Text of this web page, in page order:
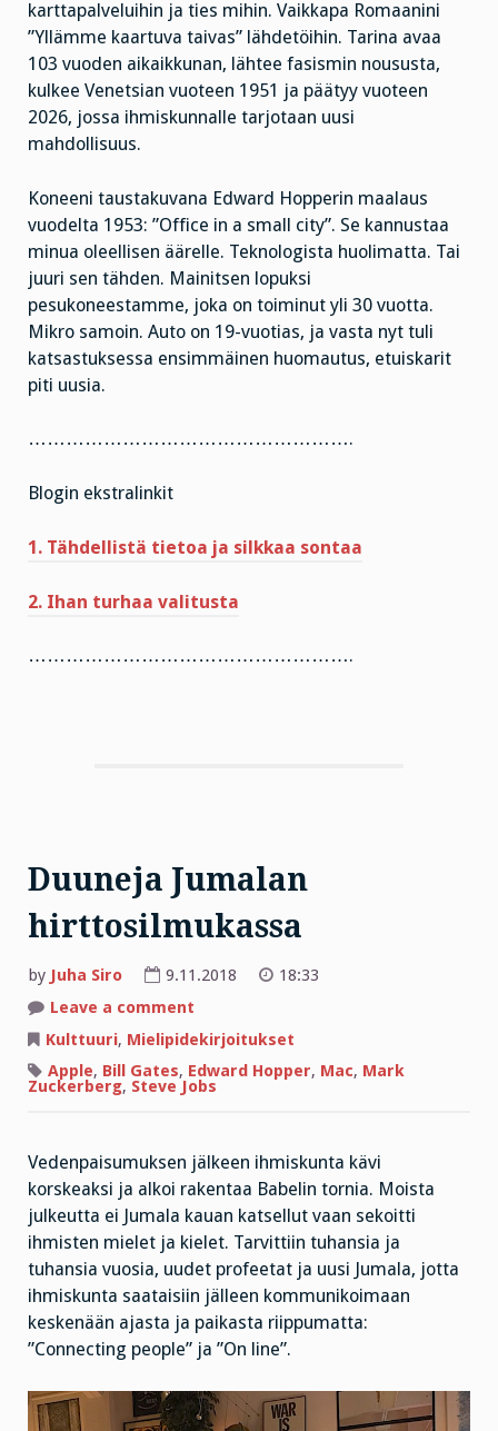
karttapalveluihin ja ties mihin. Vaikkapa Romaanini
”Yllämme kaartuva taivas” lähdetöihin. Tarina avaa
103 vuoden aikaikkunan, lähtee fasismin noususta,
kulkee Venetsian vuoteen 1951 ja päätyy vuoteen
2026, jossa ihmiskunnalle tarjotaan uusi
mahdollisuus.
Koneeni taustakuvana Edward Hopperin maalaus
vuodelta 1953: ”Office in a small city”. Se kannustaa
minua oleellisen äärelle. Teknologista huolimatta. Tai
juuri sen tähden. Mainitsen lopuksi
pesukoneestamme, joka on toiminut yli 30 vuotta.
Mikro samoin. Auto on 19-vuotias, ja vasta nyt tuli
katsastuksessa ensimmäinen huomautus, etuiskarit
piti uusia.
…………………………………………….
Blogin ekstralinkit
1. Tähdellistä tietoa ja silkkaa sontaa
2. Ihan turhaa valitusta
…………………………………………….
Duuneja Jumalan
hirttosilmukassa
by Juha Siro 9.11.2018
18:33
Leave a comment
Jumalan
hirttosilmukassa
Kulttuuri, Mielipidekirjoitukset
Apple, Bill Gates, Edward Hopper, Mac, Mark
Zuckerberg, Steve Jobs
Vedenpaisumuksen jälkeen ihmiskunta kävi
korskeaksi ja alkoi rakentaa Babelin tornia. Moista
julkeutta ei Jumala kauan katsellut vaan sekoitti
ihmisten mielet ja kielet. Tarvittiin tuhansia ja
tuhansia vuosia, uudet profeetat ja uusi Jumala, jotta
ihmiskunta saataisiin jälleen kommunikoimaan
keskenään ajasta ja paikasta riippumatta:
”Connecting people” ja ”On line”.